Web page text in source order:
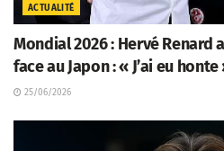
ACTUALITÉ
Mondial 2026 : Hervé Renard
face au Japon : « J’ai eu honte
25/06/2026